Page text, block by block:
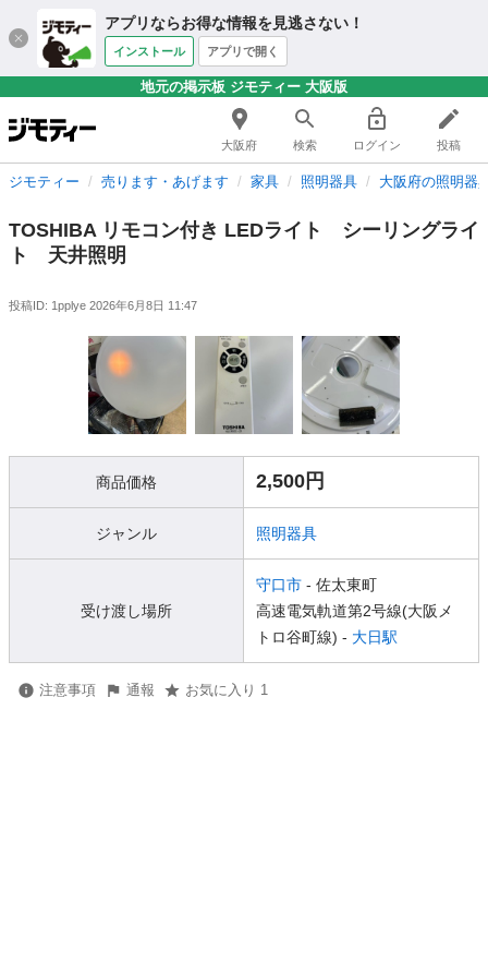
アプリならお得な情報を見逃さない！
インストール アプリで開く
地元の掲示板 ジモティー 大阪版
大阪府 検索 ログイン 投稿
ジモティー 売ります・あげます 家具 照明器具 大阪府の照明器
TOSHIBA リモコン付き LEDライト シーリングライ
ト 天井照明
投稿ID: 1pplye 2026年6月8日 11:47
商品価格 2,500円
ジャンル 照明器具
受け渡し場所
守口市 - 佐太東町
高速電気軌道第2号線(大阪メ
トロ谷町線) - 大日駅
注意事項 通報 お気に入り 1